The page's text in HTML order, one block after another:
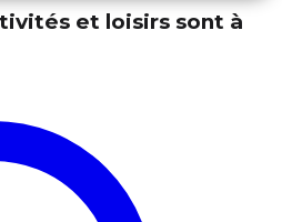
et loisirs sont à